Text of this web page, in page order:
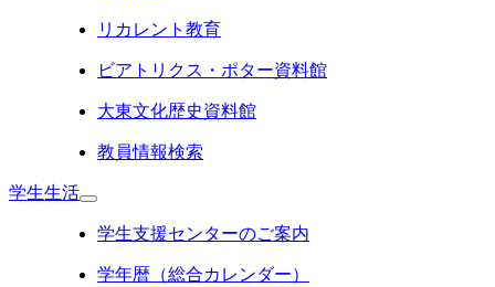
リカレント教育
ビアトリクス・ポター資料館
大東文化歴史資料館
教員情報検索
学生生活
学生支援センターのご案内
学年暦（総合カレンダー）